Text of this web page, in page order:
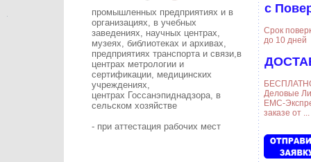
промышленных предприятиях и в
организациях, в учебных
заведениях, научных центрах,
музеях, библиотеках и архивах,
предприятиях транспорта и связи,в
центрах метрологии и
сертификации, медицинских
учреждениях,
центрах Госсанэпиднадзора, в
сельском хозяйстве
- при аттестация рабочих мест
с
Срок
до 10 дней
Деловые
ЕМС-
заказе от ...